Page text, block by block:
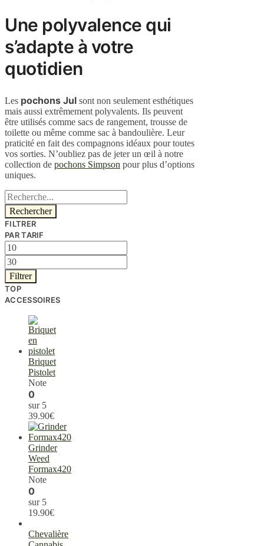
Une polyvalence qui
s’adapte à votre
quotidien
Les pochons Jul sont non seulement esthétiques
mais aussi extrêmement polyvalents. Ils peuvent
être utilisés comme sacs de rangement, trousse de
toilette ou même comme sac à bandoulière. Leur
praticité en fait des compagnons idéaux pour toutes
vos sorties. N’oubliez pas de jeter un œil à notre
collection de pochons Simpson pour plus d’options
uniques.
Rechercher :
FILTRER
PAR TARIF
Prix
min
Prix
max
Filtrer
TOP
ACCESSOIRES
Briquet
Pistolet
Note
0
sur 5
39.90€
Grinder
Weed
Formax420
Note
0
sur 5
19.90€
Chevalière